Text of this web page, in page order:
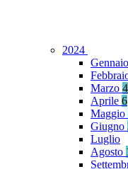
2024
Gennaio
Marzo 4
Aprile 6
Maggio
Giugno
Luglio
Agosto